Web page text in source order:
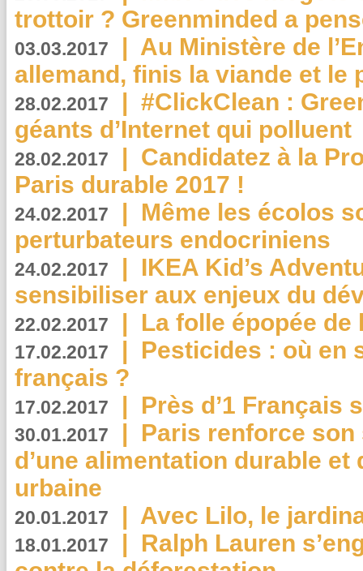
trottoir ? Greenminded a
03.03.2017 | Au Ministère de
allemand, finis la viande et le
28.02.2017 | #ClickClean :
géants d’Internet qui polluent
28.02.2017 | Candidatez à la
Paris durable 2017 !
24.02.2017 | Même les écolos
perturbateurs endocriniens
24.02.2017 | IKEA Kid’s
sensibiliser aux enjeux du
22.02.2017 | La folle épopée de
17.02.2017 | Pesticides : où en
français ?
17.02.2017 | Près d’1 Français
30.01.2017 | Paris renforce
d’une alimentation durable et
urbaine
20.01.2017 | Avec Lilo, le
18.01.2017 | Ralph Lauren